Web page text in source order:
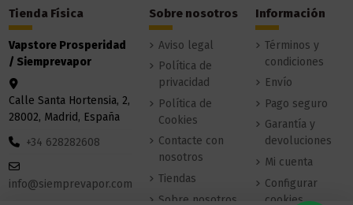
Tienda Física
Vapstore Prosperidad
/ Siemprevapor
Calle Santa Hortensia, 2,
28002, Madrid, España
+34 628282608
info@siemprevapor.com
Sobre nosotros
Aviso legal
Política de
privacidad
Política de
Cookies
Contacte con
nosotros
Tiendas
Sobre nosotros
Información
Términos y
condiciones
Envío
Pago seguro
Garantía y
devoluciones
Mi cuenta
Configurar
cookies